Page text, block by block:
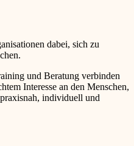
dabei, sich zu
und Beratung verbinden
Interesse an den Menschen,
individuell und